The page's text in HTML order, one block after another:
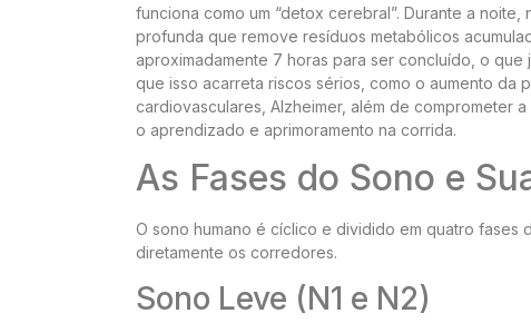
funciona como um “detox cerebral”. Durante a
profunda que remove resíduos metabólicos
aproximadamente 7 horas para ser concluído, o que
que isso acarreta riscos sérios, como o aumento
cardiovasculares, Alzheimer, além de comprometer
o aprendizado e aprimoramento na corrida.
As Fases do Sono e
O sono humano é cíclico e dividido em quatro fases
diretamente os corredores.
Sono Leve (N1 e N2)